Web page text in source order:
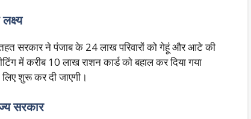
सरकार ने पंजाब के 24 लाख परिवारों को गेहूं और आटे की
में करीब 10 लाख राशन कार्ड को बहाल कर दिया गया
शुरू कर दी जाएगी।
सरकार